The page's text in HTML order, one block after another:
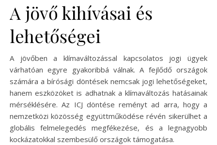
A jövő kihívásai és
lehetőségei
A jövőben a klímaváltozással kapcsolatos jogi ügyek
várhatóan egyre gyakoribbá válnak. A fejlődő országok
számára a bírósági döntések nemcsak jogi lehetőségeket,
hanem eszközöket is adhatnak a klímaváltozás hatásainak
mérséklésére. Az ICJ döntése reményt ad arra, hogy a
nemzetközi közösség együttműködése révén sikerülhet a
globális felmelegedés megfékezése, és a legnagyobb
kockázatokkal szembesülő országok támogatása.